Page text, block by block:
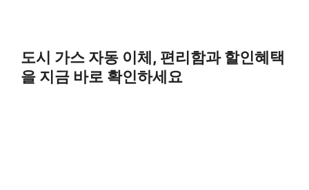
도시 가스 자동 이체, 편리함과 할인혜택
을 지금 바로 확인하세요